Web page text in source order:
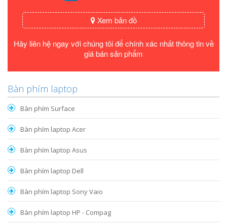
Xem bản đồ
Hãy liên hệ ngay với chúng tôi để chính xác nhất thông tin về
giá bán sản phẩm
Bàn phím laptop
Bàn phím Surface
Bàn phím laptop Acer
Bàn phím laptop Asus
Bàn phím laptop Dell
Bàn phím laptop Sony Vaio
Bàn phím laptop HP - Compag